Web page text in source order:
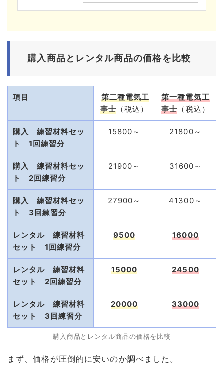
購入商品とレンタル商品の価格を比較
項目
第二種電気工
事士（税込）
第一種電気工
事士 （税込）
購入 練習材料セッ
ト 1回練習分
15800～ 21800～
購入 練習材料セッ
ト 2回練習分
21900～ 31600～
購入 練習材料セッ
ト 3回練習分
27900～ 41300～
レンタル 練習材料
セット
1回練習分
9500 16000
レンタル 練習材料
セット
2回練習分
15000 24500
レンタル 練習材料
セット
3回練習分
20000 33000
購入商品とレンタル商品の価格を比較
まず、価格が圧倒的に安いのか調べました。